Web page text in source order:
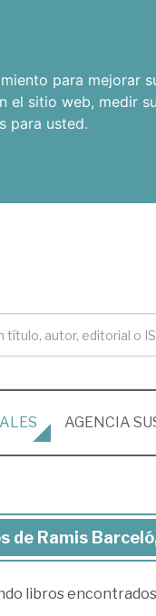
para mejorar
el sitio web, medir
para usted.
AGENCIA
de Ramis
libros